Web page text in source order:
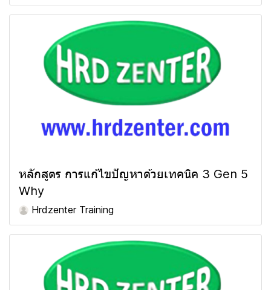
หลักสูตร การแก้ไขปัญหาด้วยเทคนิค 3 Gen 5
Why
Hrdzenter Training